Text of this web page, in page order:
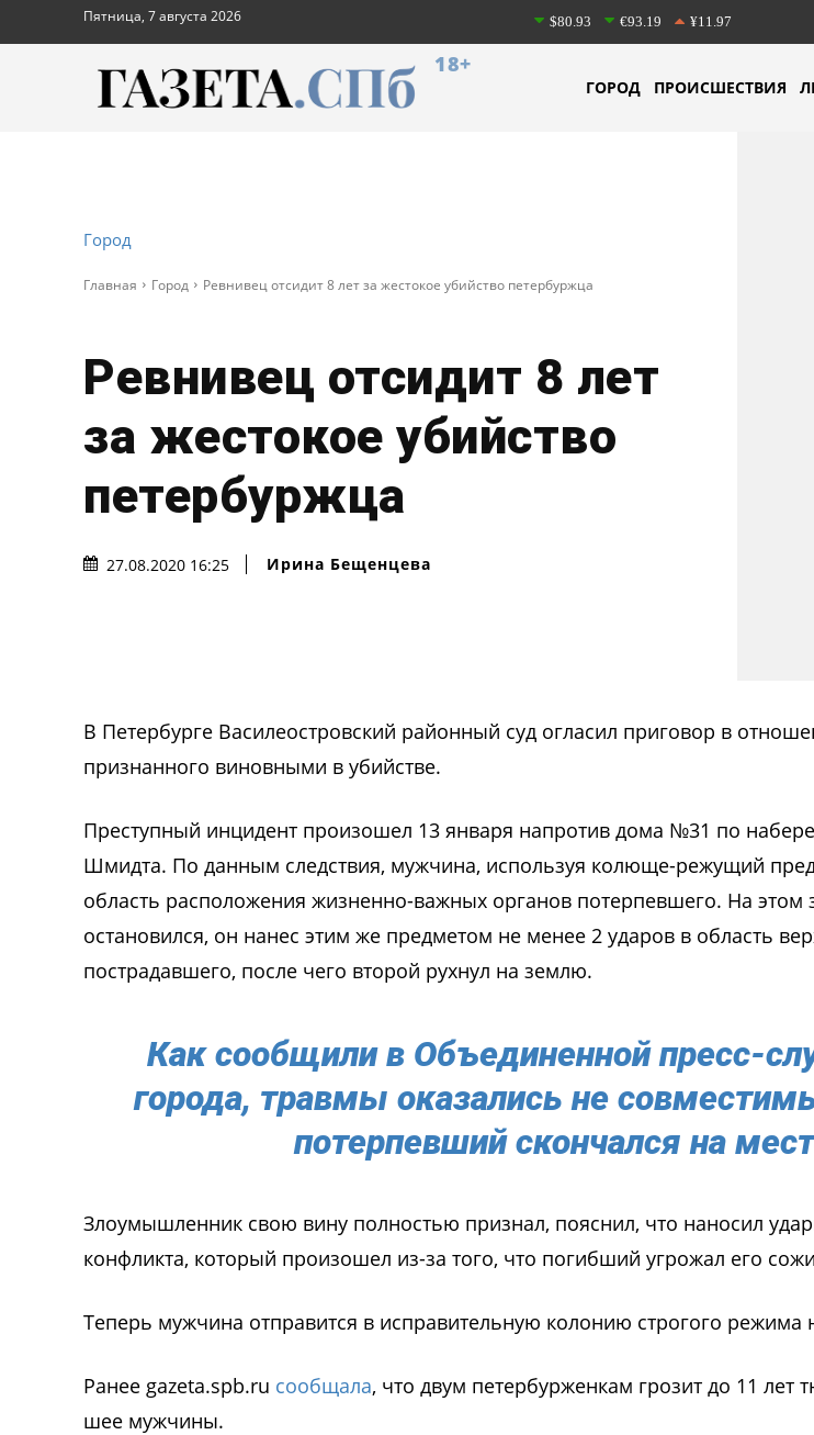
Пятница, 7 августа 2026 $80.93 €93.19 ¥11.97
18+
ГОРОД ПРОИСШЕСТВИЯ
Город
Главная Город Ревнивец отсидит 8 лет за жестокое убийство петербуржца
Ревнивец отсидит 8 лет
за жестокое убийство
петербуржца
27.08.2020 16:25 Ирина Бещенцева
В Петербурге Василеостровский районный суд огласил приговор в
признанного виновными в убийстве.
Преступный инцидент произошел 13 января напротив дома №31 по
Шмидта. По данным следствия, мужчина, используя колюще-режущий
область расположения жизненно-важных органов потерпевшего. На
остановился, он нанес этим же предметом не менее 2 ударов в область
пострадавшего, после чего второй рухнул на землю.
Как сообщили в Объединенной пресс-
города, травмы оказались не
потерпевший скончался на
Злоумышленник свою вину полностью признал, пояснил, что наносил
конфликта, который произошел из-за того, что погибший угрожал его
Теперь мужчина отправится в исправительную колонию строгого режима
Ранее gazeta.spb.ru сообщала, что двум петербурженкам грозит до 11 лет
шее мужчины.